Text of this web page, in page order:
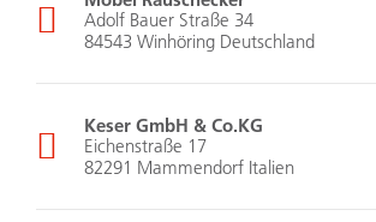
Adolf Bauer Straße 34
84543 Winhöring Deutschland
Keser GmbH & Co.KG
Eichenstraße 17
82291 Mammendorf Italien